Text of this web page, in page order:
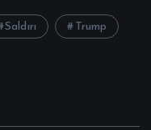
Saldırı Trump